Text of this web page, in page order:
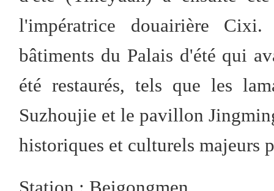
l'impératrice douairière Cixi.
bâtiments du Palais d'été qui
été restaurés, tels que les
Suzhoujie et le pavillon
historiques et culturels majeurs